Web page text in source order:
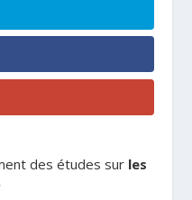
des études sur les